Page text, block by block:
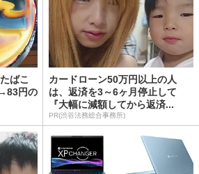
ばこ
円の
カードローン50万円以上の人
は、返済を3～6ヶ月停止して
『大幅に減額してから返済...
PR(渋谷法務総合事務所)